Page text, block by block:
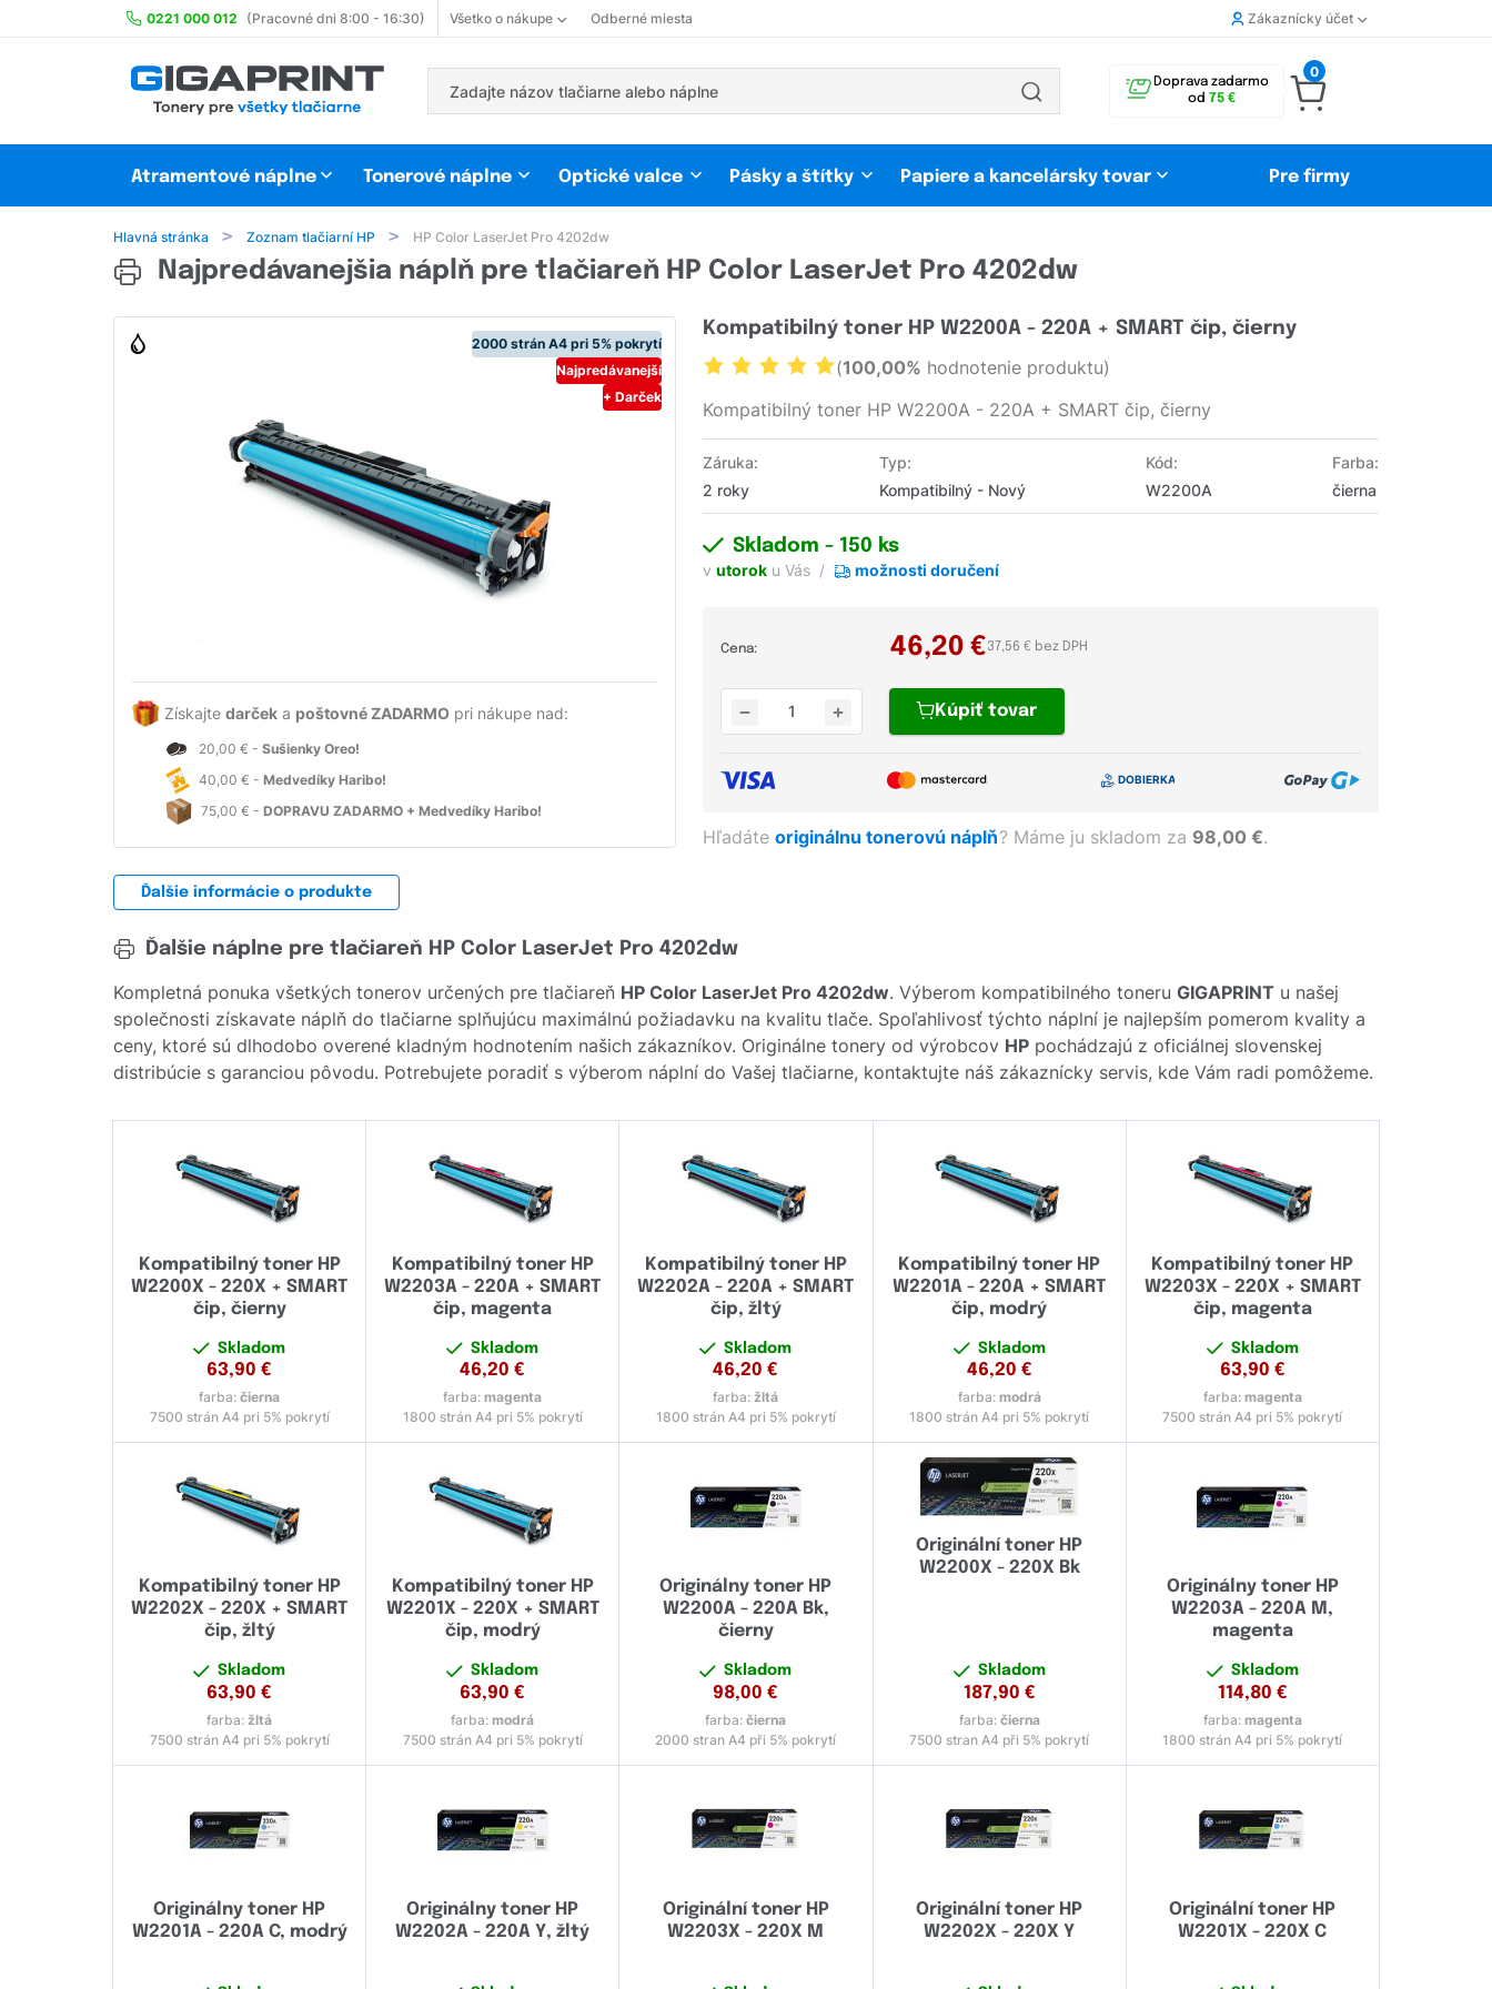
0221 000 012 (Pracovné dni 8:00 - 16:30) Všetko o nákupe Odberné miesta Zákaznícky účet
Doprava zadarmo
od 75 €
0
Atramentové náplne Tonerové náplne Optické valce Pásky a štítky Papiere a kancelársky tovar Pre firmy
Hlavná stránka Zoznam tlačiarní HP HP Color LaserJet Pro 4202dw
Najpredávanejšia náplň pre tlačiareň HP Color LaserJet Pro 4202dw
2000 strán A4 pri 5% pokrytí
Najpredávanejší
+ Darček
Získajte darček a poštovné ZADARMO pri nákupe nad:
20,00 € - Sušienky Oreo!
40,00 € - Medvedíky Haribo!
75,00 € - DOPRAVU ZADARMO + Medvedíky Haribo!
Kompatibilný toner HP W2200A - 220A + SMART čip, čierny
(100,00% hodnotenie produktu)
Kompatibilný toner HP W2200A - 220A + SMART čip, čierny
Záruka:
2 roky
Typ:
Kompatibilný - Nový
Kód:
W2200A
Farba:
čierna
Skladom- 150 ks
vutorok u Vás možnosti doručení
Cena: 46,20 €37,56 € bez DPH
Kúpiťtovar
Hľadáteoriginálnu tonerovú náplň? Máme ju skladom za 98,00 €.
Ďalšie informácie o produkte
Ďalšie náplne pre tlačiareň HP Color LaserJet Pro 4202dw
Kompletná ponuka všetkých tonerov určených pre tlačiareň HP Color LaserJet Pro 4202dw. Výberom kompatibilného toneru GIGAPRINT u našej
společnosti získavate náplň do tlačiarne splňujúcu maximálnú požiadavku na kvalitu tlače. Spoľahlivosť týchto náplní je najlepším pomerom kvality a
ceny, ktoré sú dlhodobo overené kladným hodnotením našich zákazníkov. Originálne tonery od výrobcov HP pochádzajú z oficiálnej slovenskej
distribúcie s garanciou pôvodu. Potrebujete poradiť s výberom náplní do Vašej tlačiarne, kontaktujte náš zákaznícky servis, kde Vám radi pomôžeme.
Kompatibilný toner HP
W2200X - 220X + SMART
čip, čierny
Skladom
63,90 €
farba:čierna
7500 strán A4 pri 5% pokrytí
Kompatibilný toner HP
W2203A - 220A + SMART
čip, magenta
Skladom
46,20 €
farba:magenta
1800 strán A4 pri 5% pokrytí
Kompatibilný toner HP
W2202A - 220A + SMART
čip, žltý
Skladom
46,20 €
farba:žltá
1800 strán A4 pri 5% pokrytí
Kompatibilný toner HP
W2201A - 220A + SMART
čip, modrý
Skladom
46,20 €
farba: modrá
1800 strán A4 pri 5% pokrytí
Kompatibilný toner HP
W2203X - 220X + SMART
čip, magenta
Skladom
63,90 €
farba: magenta
7500 strán A4 pri 5% pokrytí
Kompatibilný toner HP
W2202X - 220X + SMART
čip, žltý
Skladom
63,90 €
farba: žltá
7500 strán A4 pri 5% pokrytí
Kompatibilný toner HP
W2201X - 220X + SMART
čip, modrý
Skladom
63,90 €
farba:modrá
7500 strán A4 pri 5% pokrytí
Originálny toner HP
W2200A - 220A Bk,
čierny
Skladom
98,00 €
farba:čierna
2000 stran A4 při 5% pokrytí
Originální toner HP
W2200X - 220X Bk
Skladom
187,90 €
farba: čierna
7500 stran A4 při 5% pokrytí
Originálny toner HP
W2203A - 220A M,
magenta
Skladom
114,80 €
farba: magenta
1800 strán A4 pri 5% pokrytí
Originálny toner HP
W2201A - 220A C, modrý
Originálny toner HP
W2202A - 220A Y, žltý
Originální toner HP
W2203X - 220X M
Originální toner HP
W2202X - 220X Y
Originální toner HP
W2201X - 220X C